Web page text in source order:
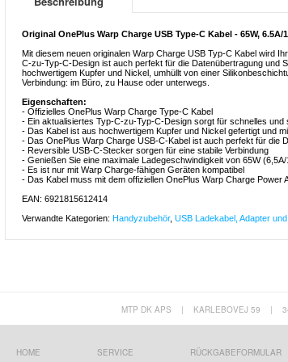
Original OnePlus Warp Charge USB Type-C Kabel - 65W, 6.5A/
Mit diesem neuen originalen Warp Charge USB Typ-C Kabel wird
C-zu-Typ-C-Design ist auch perfekt für die Datenübertragung und
hochwertigem Kupfer und Nickel, umhüllt von einer
Verbindung: im Büro, zu Hause oder unterwegs.
Eigenschaften:
- Offizielles OnePlus Warp Charge Type-C Kabel
- Ein aktualisiertes Typ-C-zu-Typ-C-Design sorgt für schnelles und
- Das Kabel ist aus hochwertigem Kupfer und Nickel gefertigt und
- Das OnePlus Warp Charge USB-C-Kabel ist auch perfekt für die
- Reversible USB-C-Stecker sorgen für eine stabile Verbindung
- Genießen Sie eine maximale Ladegeschwindigkeit von 65W (6,5A/
- Es ist nur mit Warp Charge-fähigen Geräten kompatibel
- Das Kabel muss mit dem offiziellen OnePlus Warp Charge Power
EAN: 6921815612414
Verwandte Kategorien: Handyzubehör, USB Ladekabel, Adapter
MTP DK APS | KARLEBOVEJ 59 |
HOME SERVICE RÜCKGABEFORMULAR